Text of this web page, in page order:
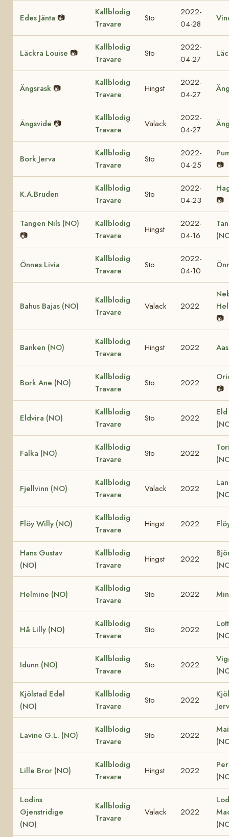
Edes Jänta 📷
Kallblodig
Travare
Sto
2022-
04-28
Läckra Louise 📷
Kallblodig
Travare
Sto
2022-
04-27
Ängsrask 📷
Kallblodig
Travare
Hingst
2022-
04-27
Ängsvide 📷
Kallblodig
Travare
Valack
2022-
04-27
Bork Jerva
Kallblodig
Travare
Sto
2022-
04-25
📷
K.A.Bruden
Kallblodig
Travare
Sto
2022-
04-23
📷
Tangen Nils (NO)
📷
Kallblodig
Travare
Hingst
2022-
04-16
Önnes Livia
Kallblodig
Travare
Sto
2022-
04-10
Bahus Bajas (NO)
Kallblodig
Travare
Valack 2022
📷
Banken (NO)
Kallblodig
Travare
Hingst 2022
Bork Ane (NO)
Kallblodig
Travare
Sto 2022
📷
Eldvira (NO)
Kallblodig
Travare
Sto 2022
Falka (NO)
Kallblodig
Travare
Sto 2022
Fjellvinn (NO)
Kallblodig
Travare
Valack 2022
Flöy Willy (NO)
Kallblodig
Travare
Hingst 2022
Hans Gustav
(NO)
Kallblodig
Travare
Hingst 2022
Helmine (NO)
Kallblodig
Travare
Sto 2022
Hå Lilly (NO)
Kallblodig
Travare
Sto 2022
Idunn (NO)
Kallblodig
Travare
Sto 2022
Kjölstad Edel
(NO)
Kallblodig
Travare
Sto 2022
Lavine G.L. (NO)
Kallblodig
Travare
Sto 2022
Lille Bror (NO)
Kallblodig
Travare
Hingst 2022
Lodins
Gjenstridige
(NO)
Kallblodig
Travare
Valack 2022